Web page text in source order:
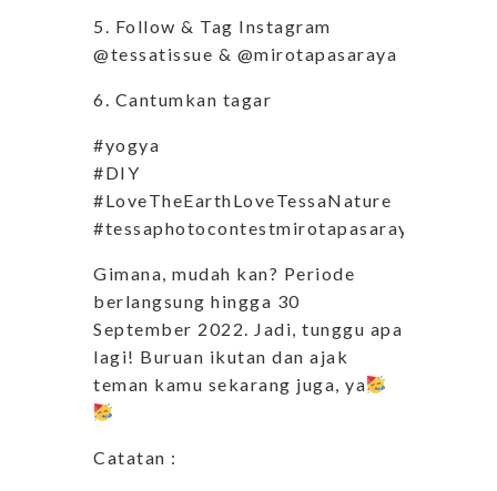
5. Follow & Tag Instagram
@tessatissue & @mirotapasaraya
6. Cantumkan tagar
#yogya
#DIY
#LoveTheEarthLoveTessaNature
#tessaphotocontestmirotapasaraya
Gimana, mudah kan? Periode
berlangsung hingga 30
September 2022. Jadi, tunggu apa
lagi! Buruan ikutan dan ajak
teman kamu sekarang juga, ya
Catatan :